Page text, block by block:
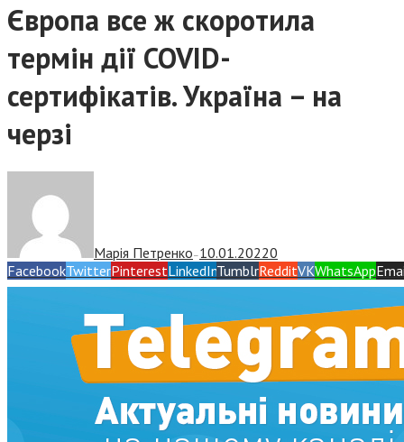
Європа все ж скоротила
термін дії COVID-
сертифікатів. Україна – на
черзі
Марія Петренко — 10.01.20220
FacebookTwitterPinterestLinkedInTumblrRedditVKWhatsApp